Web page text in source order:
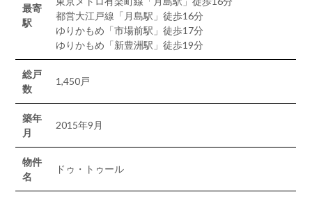
最寄
駅
都営大江戸線「月島駅」徒歩16分
ゆりかもめ「市場前駅」徒歩17分
ゆりかもめ「新豊洲駅」徒歩19分
総戸
数
1,450戸
築年
月
2015年9月
物件
名
ドゥ・トゥール